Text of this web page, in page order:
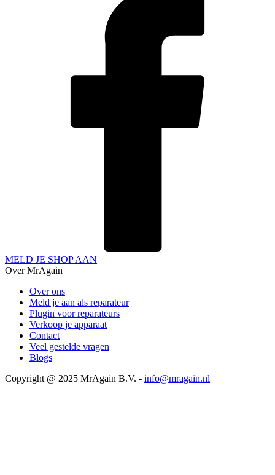
MELD JE SHOP AAN
Over MrAgain
Over ons
Meld je aan als reparateur
Plugin voor reparateurs
Verkoop je apparaat
Contact
Veel gestelde vragen
Blogs
Copyright @ 2025 MrAgain B.V. - info@mragain.nl